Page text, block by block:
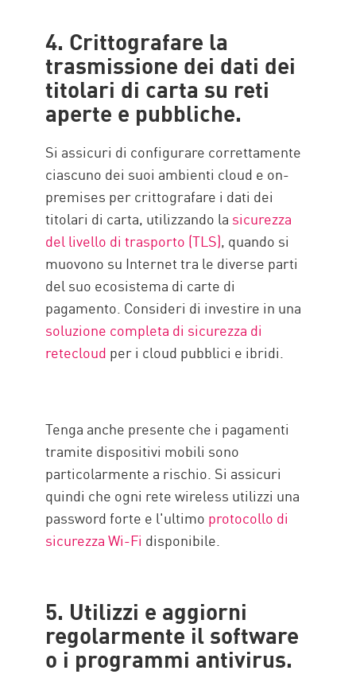
4. Crittografare la
trasmissione dei dati dei
titolari di carta su reti
aperte e pubbliche.
Si assicuri di configurare correttamente
ciascuno dei suoi ambienti cloud e on-
premises per crittografare i dati dei
titolari di carta, utilizzando la sicurezza
del livello di trasporto (TLS), quando si
muovono su Internet tra le diverse parti
del suo ecosistema di carte di
pagamento. Consideri di investire in una
soluzione completa di sicurezza di
retecloud per i cloud pubblici e ibridi.
Tenga anche presente che i pagamenti
tramite dispositivi mobili sono
particolarmente a rischio. Si assicuri
quindi che ogni rete wireless utilizzi una
password forte e l'ultimo protocollo di
sicurezza Wi-Fi disponibile.
5. Utilizzi e aggiorni
regolarmente il software
o i programmi antivirus.